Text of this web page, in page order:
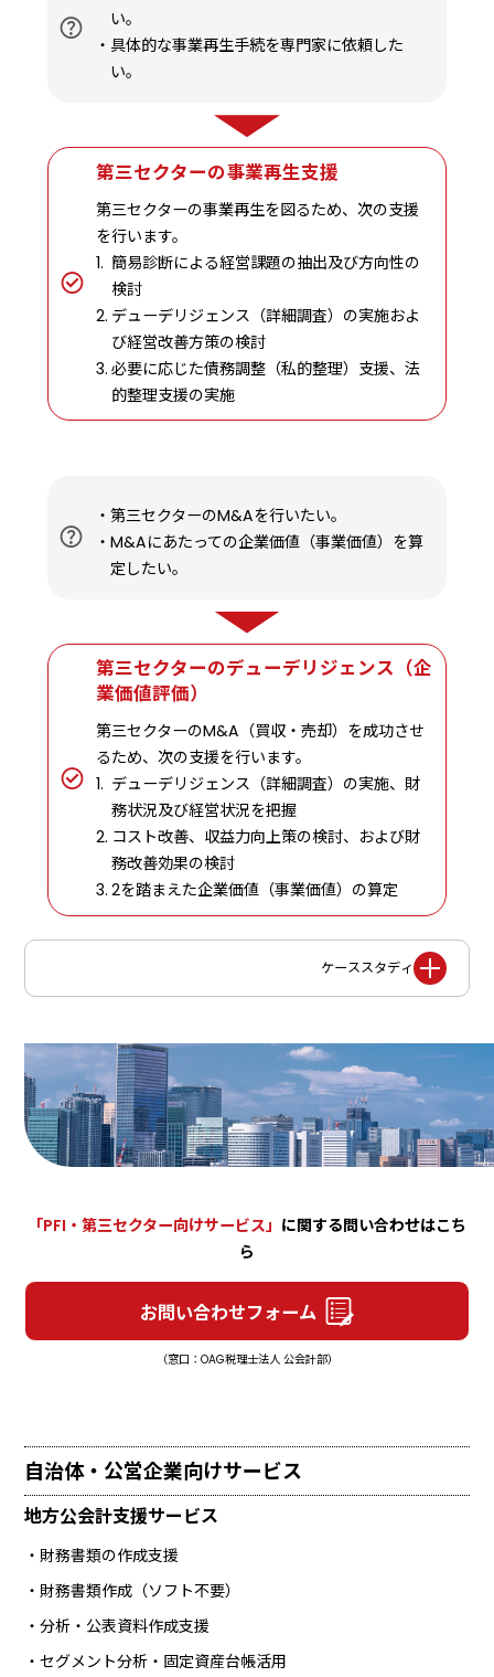
い。
具体的な事業再生手続を専門家に依頼した
い。
第三セクターの事業再生支援
第三セクターの事業再生を図るため、次の支援
を行います。
簡易診断による経営課題の抽出及び方向性の
検討
デューデリジェンス（詳細調査）の実施およ
び経営改善方策の検討
必要に応じた債務調整（私的整理）支援、法
的整理支援の実施
第三セクターのM&Aを行いたい。
M&Aにあたっての企業価値（事業価値）を算
定したい。
第三セクターのデューデリジェンス（企
業価値評価）
第三セクターのM&A（買収・売却）を成功させ
るため、次の支援を行います。
デューデリジェンス（詳細調査）の実施、財
務状況及び経営状況を把握
コスト改善、収益力向上策の検討、および財
務改善効果の検討
2を踏まえた企業価値（事業価値）の算定
ケーススタディ
「PFI・第三セクター向けサービス」 に関する問い合わせはこち
ら
お問い合わせフォーム
（窓口：OAG税理士法人 公会計部）
自治体・ 公営企業向けサービス
地方公会計支援サービス
財務書類の作成支援
財務書類作成（ソフト不要）
分析・公表資料作成支援
セグメント分析・固定資産台帳活用